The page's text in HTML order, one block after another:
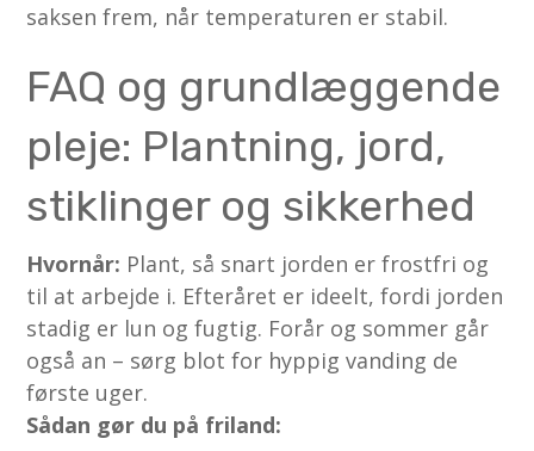
saksen frem, når temperaturen er stabil.
FAQ og grundlæggende
pleje: Plantning, jord,
stiklinger og sikkerhed
Hvornår: Plant, så snart jorden er frostfri og
til at arbejde i. Efteråret er ideelt, fordi jorden
stadig er lun og fugtig. Forår og sommer går
også an – sørg blot for hyppig vanding de
første uger.
Sådan gør du på friland: